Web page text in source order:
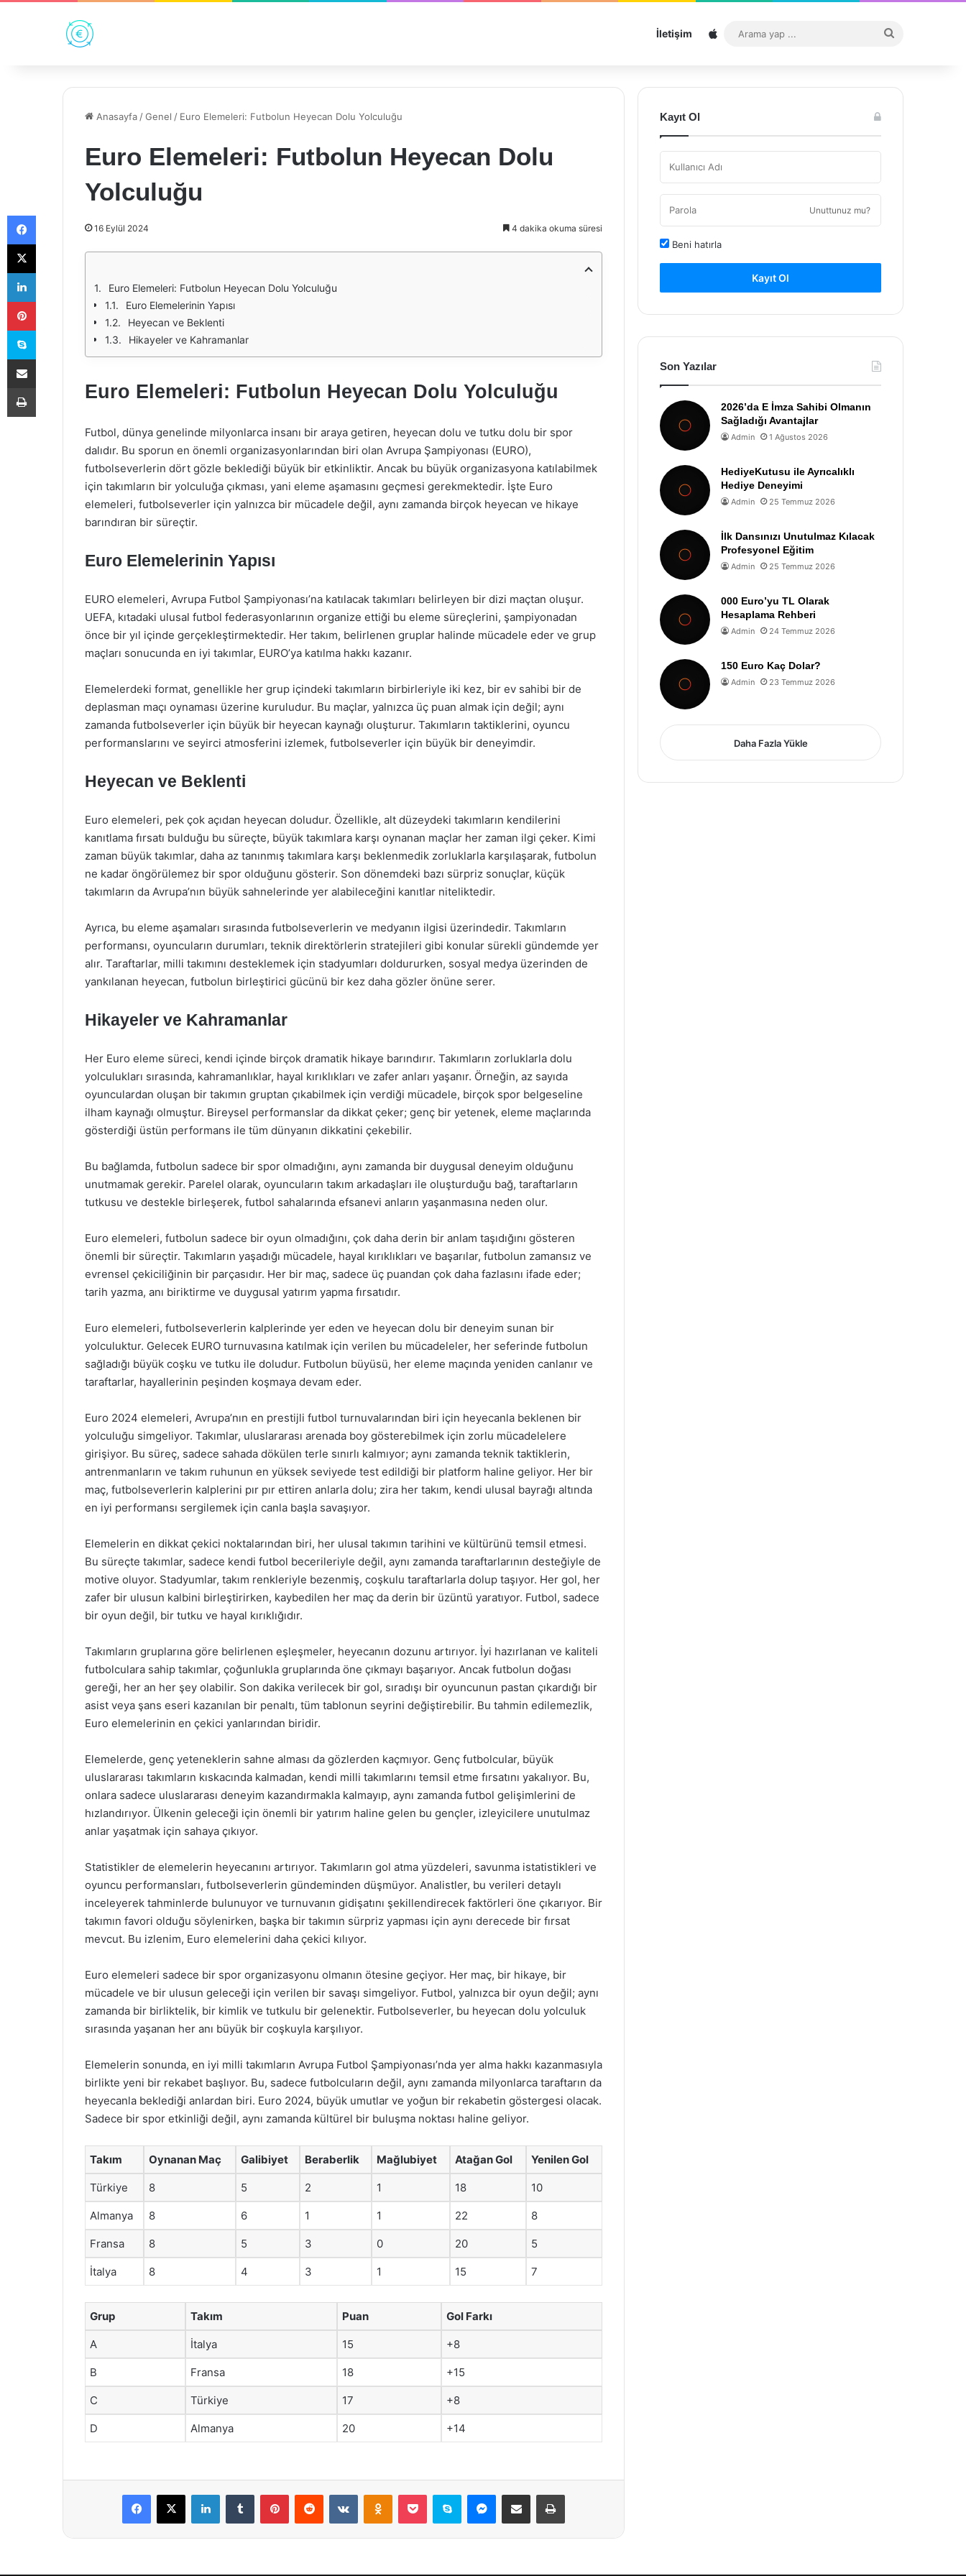
İletişim Sitemap
...
Anasayfa /Genel / Euro Elemeleri: Futbolun Heyecan Dolu Yolculuğu
Euro Elemeleri: Futbolun Heyecan Dolu
Yolculuğu
16 Eylül 2024 4 dakika okuma süresi
Euro Elemeleri: Futbolun Heyecan Dolu Yolculuğu
Euro Elemelerinin Yapısı
Heyecan ve Beklenti
Hikayeler ve Kahramanlar
Euro Elemeleri: Futbolun Heyecan Dolu Yolculuğu
Futbol, dünya genelinde milyonlarca insanı bir araya getiren, heyecan dolu ve tutku dolu bir spor
dalıdır. Bu sporun en önemli organizasyonlarından biri olan Avrupa Şampiyonası (EURO),
futbolseverlerin dört gözle beklediği büyük bir etkinliktir. Ancak bu büyük organizasyona katılabilmek
için takımların bir yolculuğa çıkması, yani eleme aşamasını geçmesi gerekmektedir. İşte Euro
elemeleri, futbolseverler için yalnızca bir mücadele değil, aynı zamanda birçok heyecan ve hikaye
barındıran bir süreçtir.
Euro Elemelerinin Yapısı
EURO elemeleri, Avrupa Futbol Şampiyonası’na katılacak takımları belirleyen bir dizi maçtan oluşur.
UEFA, kıtadaki ulusal futbol federasyonlarının organize ettiği bu eleme süreçlerini, şampiyonadan
önce bir yıl içinde gerçekleştirmektedir. Her takım, belirlenen gruplar halinde mücadele eder ve grup
maçları sonucunda en iyi takımlar, EURO’ya katılma hakkı kazanır.
Elemelerdeki format, genellikle her grup içindeki takımların birbirleriyle iki kez, bir ev sahibi bir de
deplasman maçı oynaması üzerine kuruludur. Bu maçlar, yalnızca üç puan almak için değil; aynı
zamanda futbolseverler için büyük bir heyecan kaynağı oluşturur. Takımların taktiklerini, oyuncu
performanslarını ve seyirci atmosferini izlemek, futbolseverler için büyük bir deneyimdir.
Heyecan ve Beklenti
Euro elemeleri, pek çok açıdan heyecan doludur. Özellikle, alt düzeydeki takımların kendilerini
kanıtlama fırsatı bulduğu bu süreçte, büyük takımlara karşı oynanan maçlar her zaman ilgi çeker. Kimi
zaman büyük takımlar, daha az tanınmış takımlara karşı beklenmedik zorluklarla karşılaşarak, futbolun
ne kadar öngörülemez bir spor olduğunu gösterir. Son dönemdeki bazı sürpriz sonuçlar, küçük
takımların da Avrupa’nın büyük sahnelerinde yer alabileceğini kanıtlar niteliktedir.
Ayrıca, bu eleme aşamaları sırasında futbolseverlerin ve medyanın ilgisi üzerindedir. Takımların
performansı, oyuncuların durumları, teknik direktörlerin stratejileri gibi konular sürekli gündemde yer
alır. Taraftarlar, milli takımını desteklemek için stadyumları doldururken, sosyal medya üzerinden de
yankılanan heyecan, futbolun birleştirici gücünü bir kez daha gözler önüne serer.
Hikayeler ve Kahramanlar
Her Euro eleme süreci, kendi içinde birçok dramatik hikaye barındırır. Takımların zorluklarla dolu
yolculukları sırasında, kahramanlıklar, hayal kırıklıkları ve zafer anları yaşanır. Örneğin, az sayıda
oyunculardan oluşan bir takımın gruptan çıkabilmek için verdiği mücadele, birçok spor belgeseline
ilham kaynağı olmuştur. Bireysel performanslar da dikkat çeker; genç bir yetenek, eleme maçlarında
gösterdiği üstün performans ile tüm dünyanın dikkatini çekebilir.
Bu bağlamda, futbolun sadece bir spor olmadığını, aynı zamanda bir duygusal deneyim olduğunu
unutmamak gerekir. Parelel olarak, oyuncuların takım arkadaşları ile oluşturduğu bağ, taraftarların
tutkusu ve destekle birleşerek, futbol sahalarında efsanevi anların yaşanmasına neden olur.
Euro elemeleri, futbolun sadece bir oyun olmadığını, çok daha derin bir anlam taşıdığını gösteren
önemli bir süreçtir. Takımların yaşadığı mücadele, hayal kırıklıkları ve başarılar, futbolun zamansız ve
evrensel çekiciliğinin bir parçasıdır. Her bir maç, sadece üç puandan çok daha fazlasını ifade eder;
tarih yazma, anı biriktirme ve duygusal yatırım yapma fırsatıdır.
Euro elemeleri, futbolseverlerin kalplerinde yer eden ve heyecan dolu bir deneyim sunan bir
yolculuktur. Gelecek EURO turnuvasına katılmak için verilen bu mücadeleler, her seferinde futbolun
sağladığı büyük coşku ve tutku ile doludur. Futbolun büyüsü, her eleme maçında yeniden canlanır ve
taraftarlar, hayallerinin peşinden koşmaya devam eder.
Euro 2024 elemeleri, Avrupa’nın en prestijli futbol turnuvalarından biri için heyecanla beklenen bir
yolculuğu simgeliyor. Takımlar, uluslararası arenada boy gösterebilmek için zorlu mücadelelere
girişiyor. Bu süreç, sadece sahada dökülen terle sınırlı kalmıyor; aynı zamanda teknik taktiklerin,
antrenmanların ve takım ruhunun en yüksek seviyede test edildiği bir platform haline geliyor. Her bir
maç, futbolseverlerin kalplerini pır pır ettiren anlarla dolu; zira her takım, kendi ulusal bayrağı altında
en iyi performansı sergilemek için canla başla savaşıyor.
Elemelerin en dikkat çekici noktalarından biri, her ulusal takımın tarihini ve kültürünü temsil etmesi.
Bu süreçte takımlar, sadece kendi futbol becerileriyle değil, aynı zamanda taraftarlarının desteğiyle de
motive oluyor. Stadyumlar, takım renkleriyle bezenmiş, coşkulu taraftarlarla dolup taşıyor. Her gol, her
zafer bir ulusun kalbini birleştirirken, kaybedilen her maç da derin bir üzüntü yaratıyor. Futbol, sadece
bir oyun değil, bir tutku ve hayal kırıklığıdır.
Takımların gruplarına göre belirlenen eşleşmeler, heyecanın dozunu artırıyor. İyi hazırlanan ve kaliteli
futbolculara sahip takımlar, çoğunlukla gruplarında öne çıkmayı başarıyor. Ancak futbolun doğası
gereği, her an her şey olabilir. Son dakika verilecek bir gol, sıradışı bir oyuncunun pastan çıkardığı bir
asist veya şans eseri kazanılan bir penaltı, tüm tablonun seyrini değiştirebilir. Bu tahmin edilemezlik,
Euro elemelerinin en çekici yanlarından biridir.
Elemelerde, genç yeteneklerin sahne alması da gözlerden kaçmıyor. Genç futbolcular, büyük
uluslararası takımların kıskacında kalmadan, kendi milli takımlarını temsil etme fırsatını yakalıyor. Bu,
onlara sadece uluslararası deneyim kazandırmakla kalmayıp, aynı zamanda futbol gelişimlerini de
hızlandırıyor. Ülkenin geleceği için önemli bir yatırım haline gelen bu gençler, izleyicilere unutulmaz
anlar yaşatmak için sahaya çıkıyor.
Statistikler de elemelerin heyecanını artırıyor. Takımların gol atma yüzdeleri, savunma istatistikleri ve
oyuncu performansları, futbolseverlerin gündeminden düşmüyor. Analistler, bu verileri detaylı
inceleyerek tahminlerde bulunuyor ve turnuvanın gidişatını şekillendirecek faktörleri öne çıkarıyor. Bir
takımın favori olduğu söylenirken, başka bir takımın sürpriz yapması için aynı derecede bir fırsat
mevcut. Bu izlenim, Euro elemelerini daha çekici kılıyor.
Euro elemeleri sadece bir spor organizasyonu olmanın ötesine geçiyor. Her maç, bir hikaye, bir
mücadele ve bir ulusun geleceği için verilen bir savaşı simgeliyor. Futbol, yalnızca bir oyun değil; aynı
zamanda bir birliktelik, bir kimlik ve tutkulu bir gelenektir. Futbolseverler, bu heyecan dolu yolculuk
sırasında yaşanan her anı büyük bir coşkuyla karşılıyor.
Elemelerin sonunda, en iyi milli takımların Avrupa Futbol Şampiyonası’nda yer alma hakkı kazanmasıyla
birlikte yeni bir rekabet başlıyor. Bu, sadece futbolcuların değil, aynı zamanda milyonlarca taraftarın da
heyecanla beklediği anlardan biri. Euro 2024, büyük umutlar ve yoğun bir rekabetin göstergesi olacak.
Sadece bir spor etkinliği değil, aynı zamanda kültürel bir buluşma noktası haline geliyor.
Takım Oynanan Maç Galibiyet Beraberlik Mağlubiyet Atağan Gol Yenilen Gol
Türkiye 8 5 2 1 18 10
Almanya 8 6 1 1 22 8
Fransa 8 5 3 0 20 5
İtalya 8 4 3 1 15 7
Grup Takım Puan Gol Farkı
A İtalya 15 +8
B Fransa 18 +15
C Türkiye 17 +8
D Almanya 20 +14
Facebook
X LinkedInTumblr PinterestReddit VKontakteOdnoklassniki
Pocket Skype Messenger
E-Posta ile paylaş Yazdır
Kayıt Ol
Unuttunuz mu?
Beni hatırla
Kayıt Ol
Son Yazılar
2026’da E İmza Sahibi Olmanın
Sağladığı Avantajlar
Admin 1 Ağustos 2026
HediyeKutusu ile Ayrıcalıklı
Hediye Deneyimi
Admin 25 Temmuz 2026
İlk Dansınızı Unutulmaz Kılacak
Profesyonel Eğitim
Admin 25 Temmuz 2026
000 Euro’yu TL Olarak
Hesaplama Rehberi
Admin 24 Temmuz 2026
150 Euro Kaç Dolar?
Admin 23 Temmuz 2026
Daha Fazla Yükle
Facebook
X
LinkedIn
Pinterest
Skype
E-Posta ile paylaş